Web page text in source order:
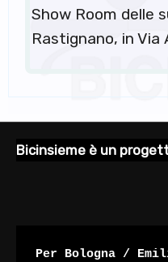
Show Room delle
Rastignano, in Via
Bicinsieme è un
Per Bologna /